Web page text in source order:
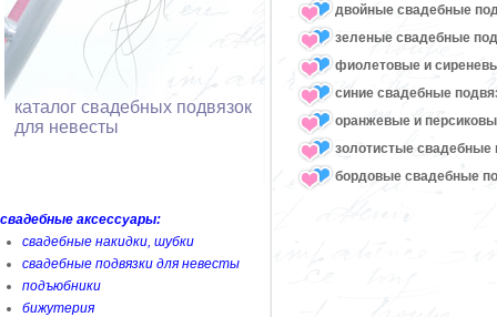
каталог свадебных подвязок
для невесты
свадебные аксессуары:
свадебные накидки, шубки
свадебные подвязки для невесты
подъюбники
бижутерия
двойные свадебные
зеленые свадебные
фиолетовые и
синие свадебные
оранжевые и
золотистые свадебные
бордовые свадебные